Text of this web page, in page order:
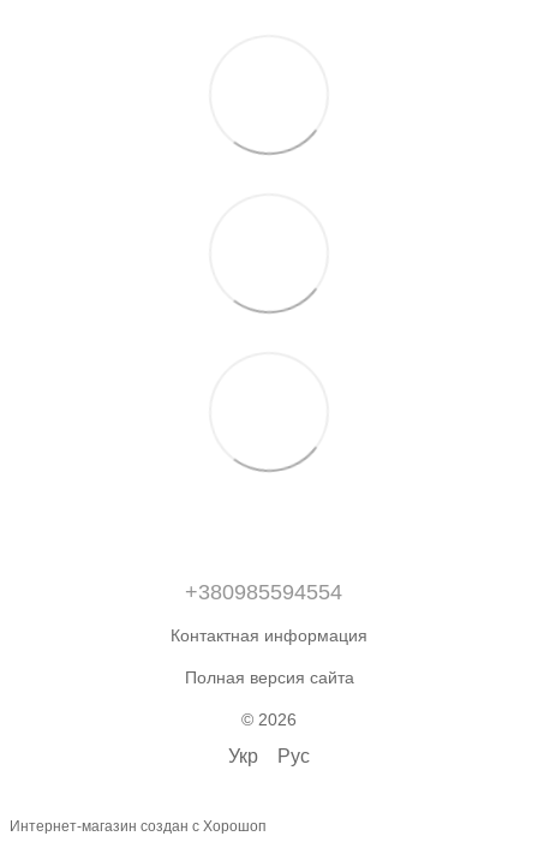
+380985594554
Контактная информация
Полная версия сайта
© 2026
Укр Рус
Интернет-магазин создан с Хорошоп